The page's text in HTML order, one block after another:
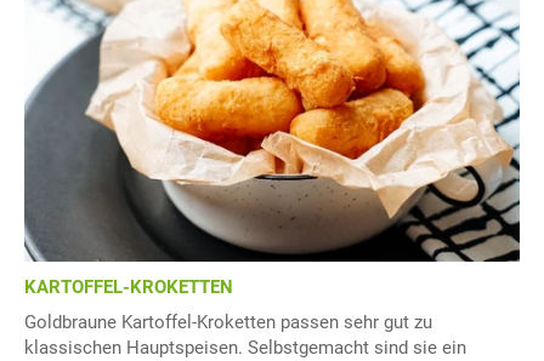
KARTOFFEL-KROKETTEN
Goldbraune Kartoffel-Kroketten passen sehr gut zu
klassischen Hauptspeisen. Selbstgemacht sind sie ein